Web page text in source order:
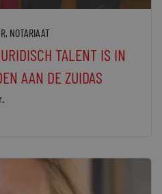
, NOTARIAAT
TALENT IS IN
AAN DE ZUIDAS